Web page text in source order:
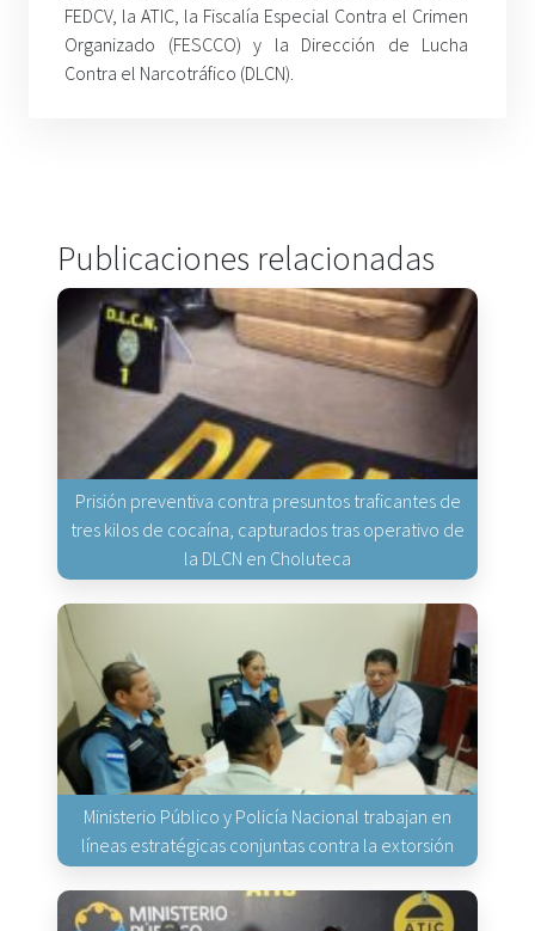
FEDCV, la ATIC, la Fiscalía Especial Contra el Crimen
Organizado (FESCCO) y la Dirección de Lucha
Contra el Narcotráfico (DLCN).
Publicaciones relacionadas
Prisión preventiva contra presuntos traficantes de
tres kilos de cocaína, capturados tras operativo de
la DLCN en Choluteca
Ministerio Público y Policía Nacional trabajan en
líneas estratégicas conjuntas contra la extorsión